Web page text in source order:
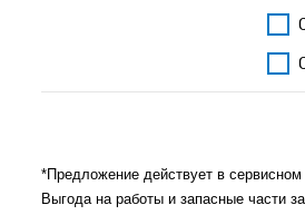
*Предложение действует в
Выгода на работы и запасные части